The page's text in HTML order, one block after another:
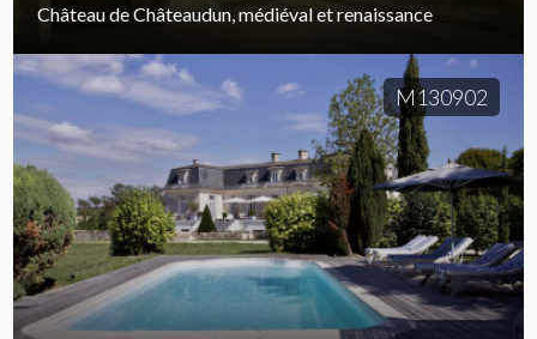
Château de Châteaudun, médiéval et renaissance
M130902